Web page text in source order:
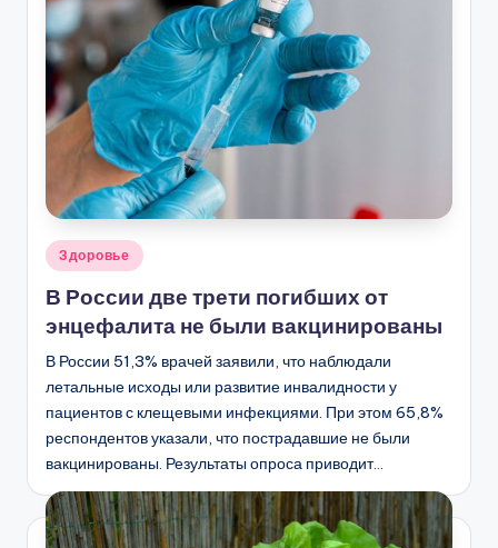
Опубликовано
Здоровье
В России две трети погибших от
энцефалита не были вакцинированы
В России 51,3% врачей заявили, что наблюдали
летальные исходы или развитие инвалидности у
пациентов с клещевыми инфекциями. При этом 65,8%
респондентов указали, что пострадавшие не были
вакцинированы. Результаты опроса приводит…